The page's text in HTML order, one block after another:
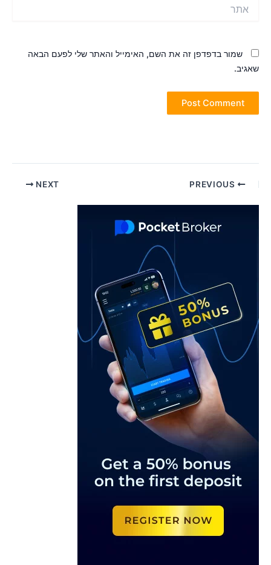
שמור בדפדפן זה את השם, האימייל והאתר שלי לפעם הבאה
NEXT